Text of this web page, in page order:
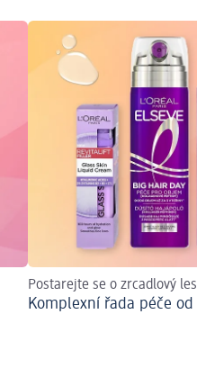
Postarejte se o zrcadlový
Komplexní řada péče od